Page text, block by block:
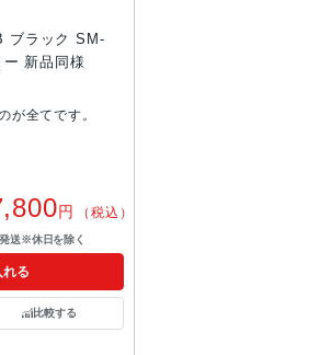
ブラック SM-
新品同様
が全てです。
円 （税込）
送※休日を除く
れる
比較する